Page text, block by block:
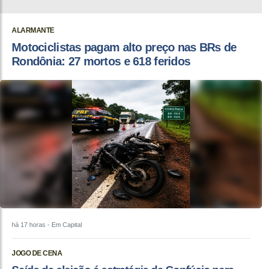
ALARMANTE
Motociclistas pagam alto preço nas BRs de
Rondônia: 27 mortos e 618 feridos
há 17 horas - Em Capital
JOGO DE CENA